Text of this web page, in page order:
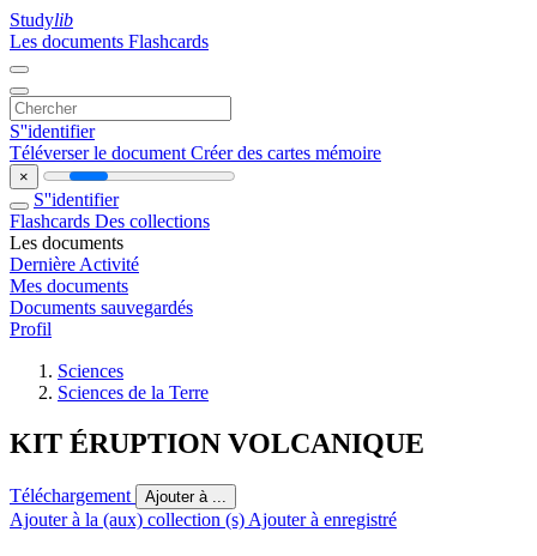
Studylib
Les documents Flashcards
S''identifier
Téléverser le document Créer des cartes mémoire
×
S''identifier
Flashcards Des collections
Les documents
Dernière Activité
Mes documents
Documents sauvegardés
Profil
Sciences
Sciences de la Terre
KIT ÉRUPTION VOLCANIQUE
Téléchargement Ajouter à ...
Ajouter à la (aux) collection (s) Ajouter à enregistré